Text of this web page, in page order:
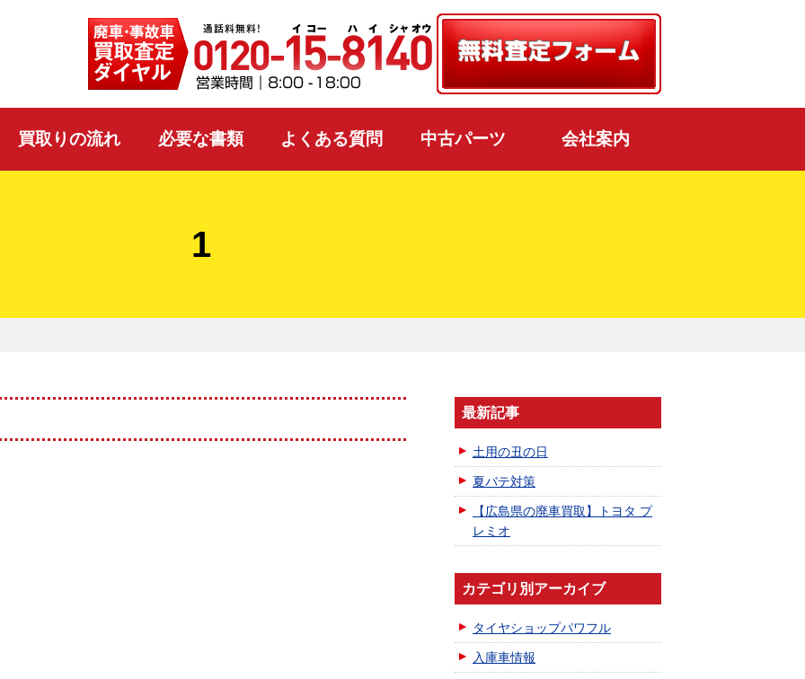
買取りの流れ 必要な書類 よくある質問 中古パーツ 会社案内
1
最新記事
土用の丑の日
夏バテ対策
【広島県の廃車買取】トヨタ プ
レミオ
カテゴリ別アーカイブ
タイヤショップパワフル
入庫車情報